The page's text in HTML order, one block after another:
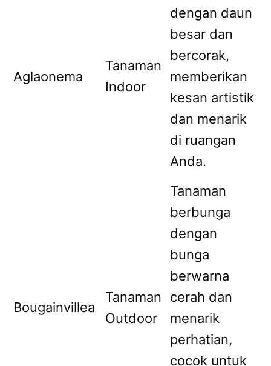
Aglaonema
Tanaman
Indoor
dengan daun
besar dan
bercorak,
memberikan
kesan artistik
dan menarik
di ruangan
Anda.
Bougainvillea
Tanaman
Outdoor
Tanaman
berbunga
dengan
bunga
berwarna
cerah dan
menarik
perhatian,
cocok untuk